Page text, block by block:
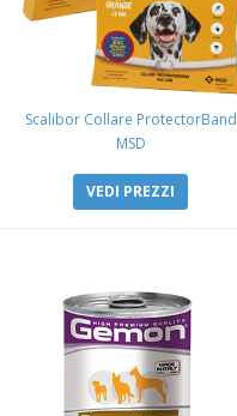
Scalibor Collare ProtectorBand
MSD
VEDI PREZZI